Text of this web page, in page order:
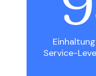
Service-